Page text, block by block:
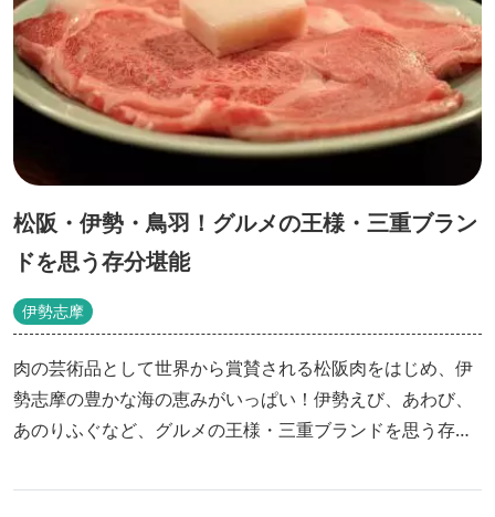
松阪・伊勢・鳥羽！グルメの王様・三重ブラン
ドを思う存分堪能
伊勢志摩
肉の芸術品として世界から賞賛される松阪肉をはじめ、伊
勢志摩の豊かな海の恵みがいっぱい！伊勢えび、あわび、
あのりふぐなど、グルメの王様・三重ブランドを思う存分